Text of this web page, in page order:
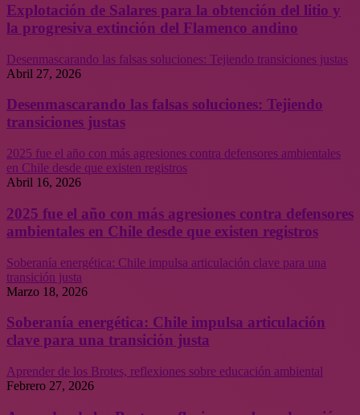
Explotación de Salares para la obtención del litio y
la progresiva extinción del Flamenco andino
Desenmascarando las falsas soluciones: Tejiendo transiciones justas
Abril 27, 2026
Desenmascarando las falsas soluciones: Tejiendo
transiciones justas
2025 fue el año con más agresiones contra defensores ambientales
en Chile desde que existen registros
Abril 16, 2026
2025 fue el año con más agresiones contra defensores
ambientales en Chile desde que existen registros
Soberanía energética: Chile impulsa articulación clave para una
transición justa
Marzo 18, 2026
Soberanía energética: Chile impulsa articulación
clave para una transición justa
Aprender de los Brotes, reflexiones sobre educación ambiental
Febrero 27, 2026